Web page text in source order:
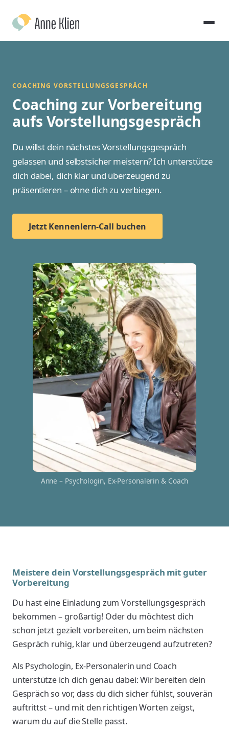
COACHING VORSTELLUNGSGESPRÄCH
Coaching zur Vorbereitung
aufs Vorstellungsgespräch
Du willst dein nächstes Vorstellungsgespräch
gelassen und selbstsicher meistern? Ich unterstütze
dich dabei, dich klar und überzeugend zu
präsentieren – ohne dich zu verbiegen.
Jetzt Kennenlern-Call buchen
Anne – Psychologin, Ex-Personalerin & Coach
Meistere dein Vorstellungsgespräch mit guter
Vorbereitung
Du hast eine Einladung zum Vorstellungsgespräch
bekommen – großartig! Oder du möchtest dich
schon jetzt gezielt vorbereiten, um beim nächsten
Gespräch ruhig, klar und überzeugend aufzutreten?
Als Psychologin, Ex-Personalerin und Coach
unterstütze ich dich genau dabei: Wir bereiten dein
Gespräch so vor, dass du dich sicher fühlst, souverän
auftrittst – und mit den richtigen Worten zeigst,
warum du auf die Stelle passt.